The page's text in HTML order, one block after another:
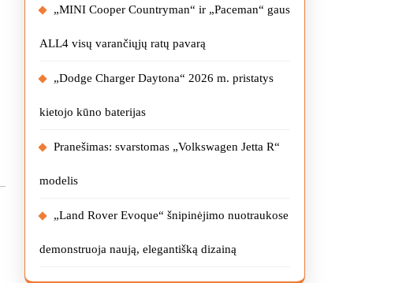
„MINI Cooper Countryman“ ir „Paceman“ gaus
ALL4 visų varančiųjų ratų pavarą
„Dodge Charger Daytona“ 2026 m. pristatys
kietojo kūno baterijas
Pranešimas: svarstomas „Volkswagen Jetta R“
modelis
„Land Rover Evoque“ šnipinėjimo nuotraukose
demonstruoja naują, elegantišką dizainą